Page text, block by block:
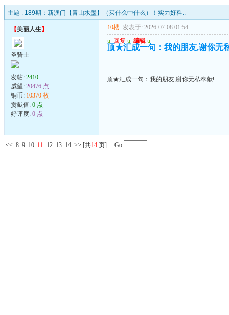
主题 : 189期：新澳门【青山水墨】（买什么中什么）！实力好料..
【美丽人生】
圣骑士
发帖: 2410
威望: 20476 点
铜币: 10370 枚
贡献值: 0 点
好评度: 0 点
10楼 发表于: 2026-07-08 01:54
u 回复 u 编辑 u
顶★汇成一句：我的朋友,谢你无
顶★汇成一句：我的朋友,谢你无私奉献!
<< 8 9 10 11 12 13 14 >> [共14 页] Go